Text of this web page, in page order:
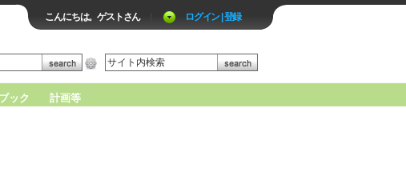
こんにちは。ゲストさん ログイン | 登録
ック 計画等